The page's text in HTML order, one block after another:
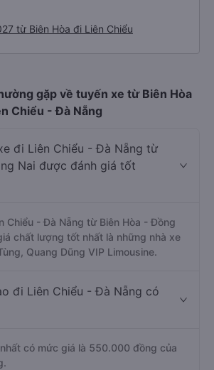
từ Biên Hòa đi Liên Chiểu
gặp về tuyến xe từ Biên Hòa
Chiểu - Đà Nẵng
đi Liên Chiểu - Đà Nẵng từ
Nai được đánh giá tốt
Chiểu - Đà Nẵng từ Biên Hòa - Đồng
chất lượng tốt nhất là những nhà xe
Quang Dũng VIP Limousine.
đi Liên Chiểu - Đà Nẵng có
có mức giá là 550.000 đồng của